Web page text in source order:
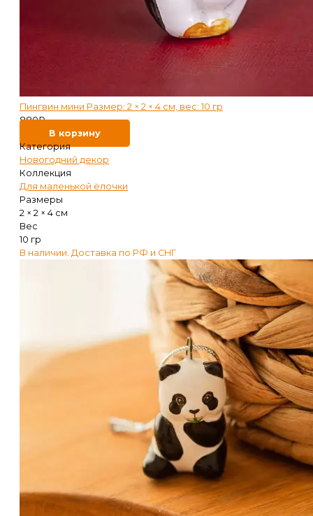
Пингвин мини Размер: 2 × 2 × 4 см, вес: 10 гр
880₽
В корзину
Категория
Новогодний декор
Коллекция
Для маленькой ёлочки
Размеры
2 × 2 × 4 см
Вес
10 гр
В наличии. Доставка по РФ и СНГ